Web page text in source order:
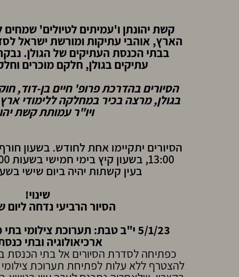
קשת יהונתן ו'עמיתים לטיולים'
הארץ, אוהבי עתיקות ומורשת ישראל
בבתי הכנסת העתיקים של הגולן.
עתיקים בגולן, חלקם מוכרים
הסיורים בהדרכת פרופ' חיים בן-דוד,
בגולן, מרצה בכיר במחלקה ללימודי
ויו"ר עמותת קשת
בעין קשתות יהיה ביום שישי בשעות 9:00-
שינוי!
הסיור הרביעי נדחה ליום
5/1/23 י"ב טבת:
תערוכת צילומי בתי
ארכיאולוגיה ובתי
כפתיחה לסדרת הסיורים אל בתי הכנסת
להצטרף ללא עלות לפתיחת תערוכת